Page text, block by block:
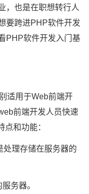
，也是在职想转行人
要跨进PHP软件开发
PHP软件开发入门基
适用于Web前端开
前端开发人员快速
和功能：
处理存储在服务器的
务器。